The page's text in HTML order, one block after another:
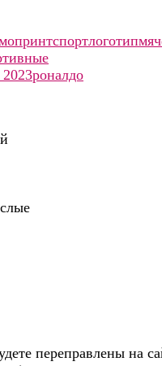
спортлоготипмяч
роналдо
переправлены на